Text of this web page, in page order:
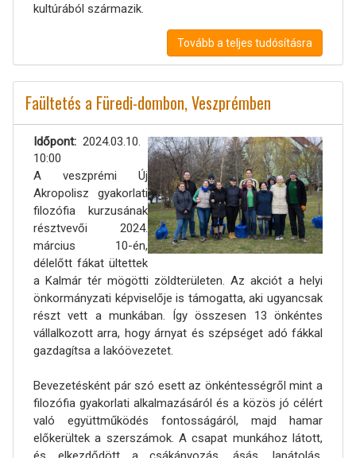
kultúrából származik.
Tovább a teljes tudósításra
Faültetés a Füredi-dombon, Veszprémben
Időpont
2024.03.10.
10:00
A veszprémi Új
Akropolisz gyakorlati
filozófia kurzusának
résztvevői 2024.
március 10-én,
délelőtt fákat ültettek
a Kalmár tér mögötti zöldterületen. Az akciót a helyi
önkormányzati képviselője is támogatta, aki ugyancsak
részt vett a munkában. Így összesen 13 önkéntes
vállalkozott arra, hogy árnyat és szépséget adó fákkal
gazdagítsa a lakóövezetet.
Bevezetésként pár szó esett az önkéntességről mint a
filozófia gyakorlati alkalmazásáról és a közös jó célért
való együttműködés fontosságáról, majd hamar
előkerültek a szerszámok. A csapat munkához látott,